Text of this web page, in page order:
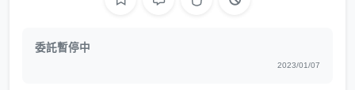
委託暫停中
2023/01/07